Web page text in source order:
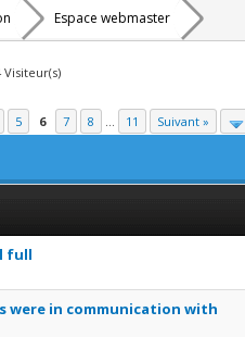
Espace webmaster
5 6 7 8 ... 11 Suivant »
full
5
were in communication with
5